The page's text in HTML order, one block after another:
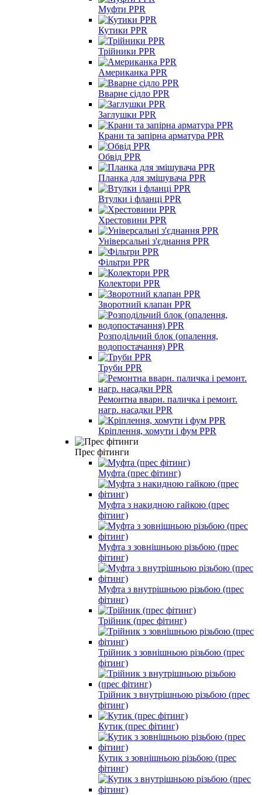
Муфти PPR
Кутики PPR
Трійники PPR
Американка PPR
Вварне сідло PPR
Заглушки PPR
Крани та запірна арматура PPR
Обвід PPR
Планка для змішувача PPR
Втулки і фланці PPR
Хрестовини PPR
Універсальні з'єднання PPR
Фільтри PPR
Колектори PPR
Зворотний клапан PPR
Розподільчий блок (опалення,
водопостачання) PPR
Труби PPR
Ремонтна вварн. паличка і ремонт.
нагр. насадки PPR
Кріплення, хомути і фум PPR
Прес фітинги
Муфта (прес фітинг)
Муфта з накидною гайкою (прес
фітинг)
Муфта з зовнішньою різьбою (прес
фітинг)
Муфта з внутрішньою різьбою (прес
фітинг)
Трійник (прес фітинг)
Трійник з зовнішньою різьбою (прес
фітинг)
Трійник з внутрішньою різьбою (прес
фітинг)
Кутик (прес фітинг)
Кутик з зовнішньою різьбою (прес
фітинг)